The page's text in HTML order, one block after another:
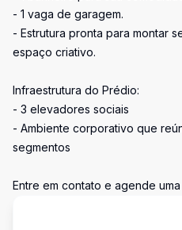
- 1 vaga de garagem.
- Estrutura pronta para montar
espaço criativo.
Infraestrutura do Prédio:
- 3 elevadores sociais
- Ambiente corporativo que
segmentos
Entre em contato e agende uma